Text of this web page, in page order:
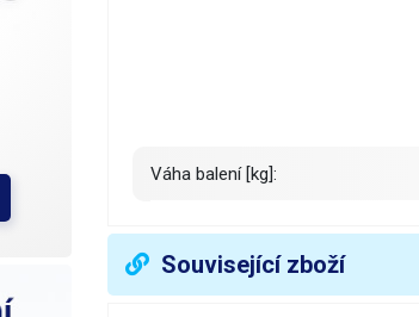
Váha balení [kg]:
Související zboží